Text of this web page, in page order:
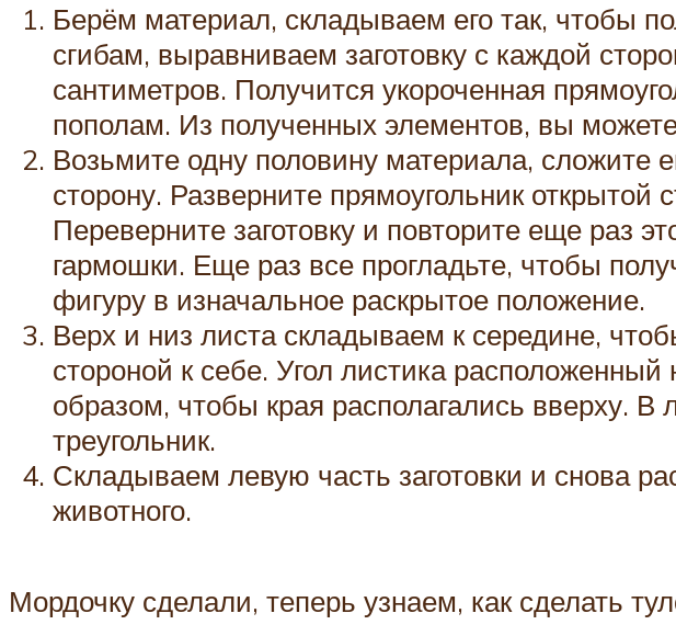
Берём материал, складываем его так, чтобы
сгибам, выравниваем заготовку с каждой
сантиметров. Получится укороченная
пополам. Из полученных элементов, вы можете
Возьмите одну половину материала, сложите
сторону. Разверните прямоугольник
Переверните заготовку и повторите еще раз
гармошки. Еще раз все прогладьте, чтобы
фигуру в изначальное раскрытое положение.
Верх и низ листа складываем к середине,
стороной к себе. Угол листика
образом, чтобы края располагались вверху.
треугольник.
Складываем левую часть заготовки и снова
животного.
Мордочку сделали, теперь узнаем, как сделать